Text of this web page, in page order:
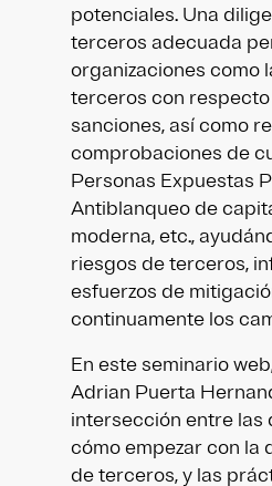
potenciales. Una
terceros adecuada
organizaciones como
terceros con
sanciones, así como
comprobaciones de
Personas Expuestas
Antiblanqueo de
moderna, etc.,
riesgos de terceros,
esfuerzos de
continuamente los
En este seminario
Adrian Puerta
intersección entre las
cómo empezar con la
de terceros, y las